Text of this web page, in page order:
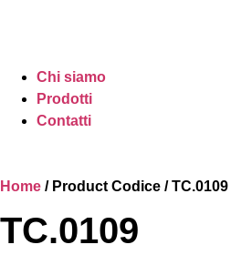
Chi siamo
Prodotti
Contatti
Home / Product Codice / TC.0109
TC.0109